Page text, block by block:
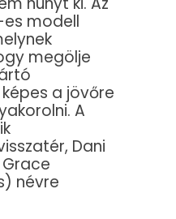
modell
megölje
a jövőre
A
Dani
névre